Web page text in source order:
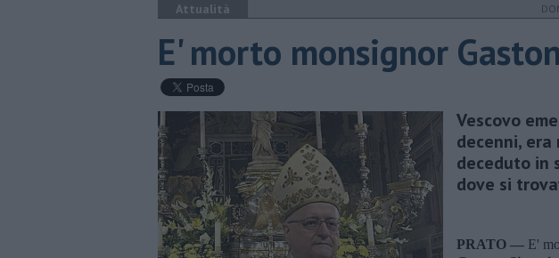
Attualità
E' morto monsignor
Vescovo
decenni, era
deceduto in
dove si
PRATO — E'